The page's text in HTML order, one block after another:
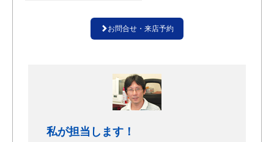
お問合せ・来店予約
私が担当します！